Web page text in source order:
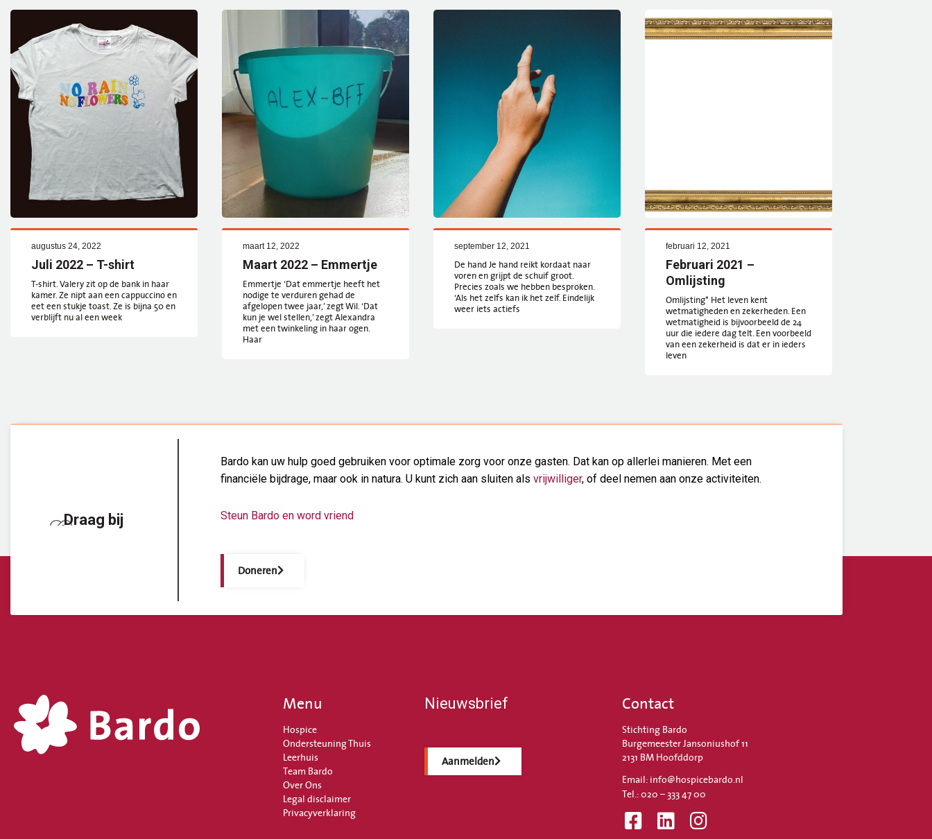
augustus 24, 2022
Juli 2022 – T-shirt
T-shirt. Valery zit op de bank in haar
kamer. Ze nipt aan een cappuccino en
eet een stukje toast. Ze is bijna 50 en
verblijft nu al een week
maart 12, 2022
Maart 2022 – Emmertje
Emmertje ‘Dat emmertje heeft het
nodige te verduren gehad de
afgelopen twee jaar,’ zegt Wil. ‘Dat
kun je wel stellen,’ zegt Alexandra
met een twinkeling in haar ogen.
Haar
september 12, 2021
De hand Je hand reikt kordaat naar
voren en grijpt de schuif groot.
Precies zoals we hebben besproken.
‘Als het zelfs kan ik het zelf. Eindelijk
weer iets actiefs
februari 12, 2021
Februari 2021 –
Omlijsting
Omlijsting* Het leven kent
wetmatigheden en zekerheden. Een
wetmatigheid is bijvoorbeeld de 24
uur die iedere dag telt. Een voorbeeld
van een zekerheid is dat er in ieders
leven
Draag bij
Bardo kan uw hulp goed gebruiken voor optimale zorg voor onze gasten. Dat kan op allerlei manieren. Met een
financiële bijdrage, maar ook in natura. U kunt zich aan sluiten als vrijwilliger, of deel nemen aan onze activiteiten.
Steun Bardo en word vriend
Doneren
Menu
Hospice
Ondersteuning Thuis
Leerhuis
Team Bardo
Over Ons
Legal disclaimer
Privacyverklaring
Nieuwsbrief
Aanmelden
Contact
Stichting Bardo
Burgemeester Jansoniushof 11
2131 BM Hoofddorp
Email: info@hospicebardo.nl
Tel.: 020 – 333 47 00